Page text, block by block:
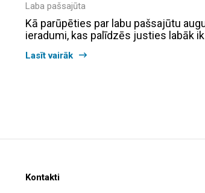
Laba pašsajūta
Kā parūpēties par labu pašsajūtu
ieradumi, kas palīdzēs justies labāk
Lasīt vairāk
Kontakti